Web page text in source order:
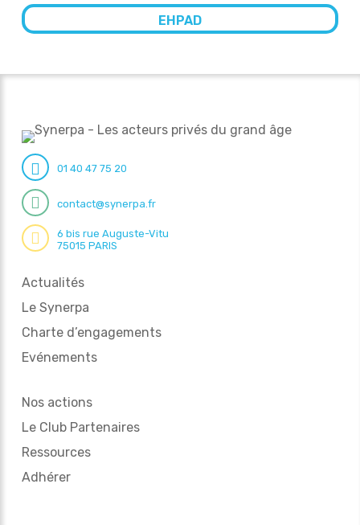
EHPAD
01 40 47 75 20
contact@synerpa.fr
6 bis rue Auguste-Vitu
75015 PARIS
Actualités
Le Synerpa
Charte d’engagements
Evénements
Nos actions
Le Club Partenaires
Ressources
Adhérer